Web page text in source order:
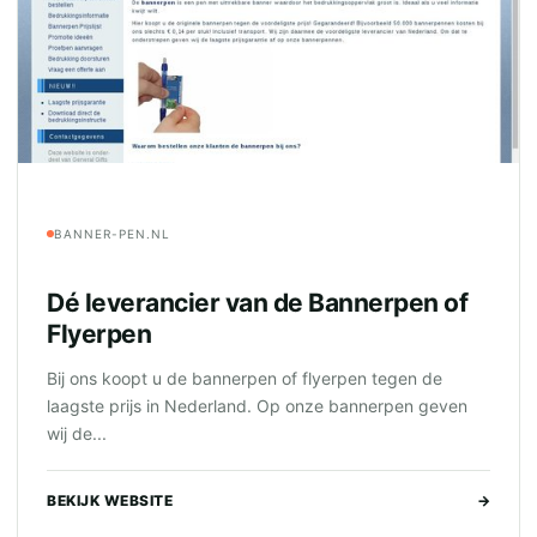
BANNER-PEN.NL
Dé leverancier van de Bannerpen of
Flyerpen
Bij ons koopt u de bannerpen of flyerpen tegen de
laagste prijs in Nederland. Op onze bannerpen geven
wij de...
BEKIJK WEBSITE →